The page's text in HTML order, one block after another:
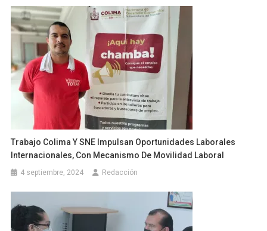
Trabajo Colima Y SNE Impulsan Oportunidades Laborales
Internacionales, Con Mecanismo De Movilidad Laboral
4 septiembre, 2024 Redacción